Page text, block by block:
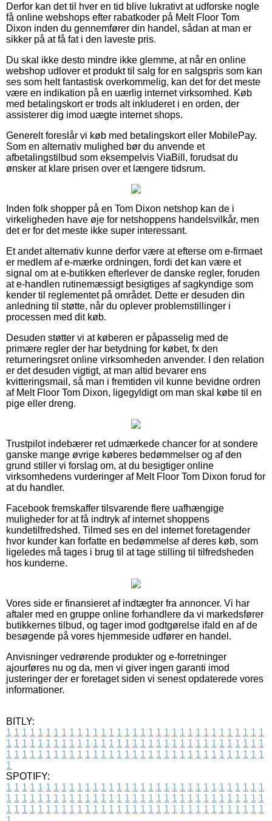
Derfor kan det til hver en tid blive lukrativt at udforske nogle
få online webshops efter rabatkoder på Melt Floor Tom
Dixon inden du gennemfører din handel, sådan at man er
sikker på at få fat i den laveste pris.
Du skal ikke desto mindre ikke glemme, at når en online
webshop udlover et produkt til salg for en salgspris som kan
ses som helt fantastisk overkommelig, kan det for det meste
være en indikation på en uærlig internet virksomhed. Køb
med betalingskort er trods alt inkluderet i en orden, der
assisterer dig imod uægte internet shops.
Generelt foreslår vi køb med betalingskort eller MobilePay.
Som en alternativ mulighed bør du anvende et
afbetalingstilbud som eksempelvis ViaBill, forudsat du
ønsker at klare prisen over et længere tidsrum.
Inden folk shopper på en Tom Dixon netshop kan de i
virkeligheden have øje for netshoppens handelsvilkår, men
det er for det meste ikke super interessant.
Et andet alternativ kunne derfor være at efterse om e-firmaet
er medlem af e-mærke ordningen, fordi det kan være et
signal om at e-butikken efterlever de danske regler, foruden
at e-handlen rutinemæssigt besigtiges af sagkyndige som
kender til reglementet på området. Dette er desuden din
anledning til støtte, når du oplever problemstillinger i
processen med dit køb.
Desuden støtter vi at køberen er påpasselig med de
primære regler der har betydning for købet, fx den
returneringsret online virksomheden anvender. I den relation
er det desuden vigtigt, at man altid bevarer ens
kvitteringsmail, så man i fremtiden vil kunne bevidne ordren
af Melt Floor Tom Dixon, ligegyldigt om man skal købe til en
pige eller dreng.
Trustpilot indebærer ret udmærkede chancer for at sondere
ganske mange øvrige køberes bedømmelser og af den
grund stiller vi forslag om, at du besigtiger online
virksomhedens vurderinger af Melt Floor Tom Dixon forud for
at du handler.
Facebook fremskaffer tilsvarende flere uafhængige
muligheder for at få indtryk af internet shoppens
kundetilfredshed. Tilmed ses en del internet foretagender
hvor kunder kan forfatte en bedømmelse af deres køb, som
ligeledes må tages i brug til at tage stilling til tilfredsheden
hos kunderne.
Vores side er finansieret af indtægter fra annoncer. Vi har
aftaler med en gruppe online forhandlere da vi markedsfører
butikkernes tilbud, og tager imod godtgørelse ifald en af de
besøgende på vores hjemmeside udfører en handel.
Anvisninger vedrørende produkter og e-forretninger
ajourføres nu og da, men vi giver ingen garanti imod
justeringer der er foretaget siden vi senest opdaterede vores
informationer.
BITLY:
1 1 1 1 1 1 1 1 1 1 1 1 1 1 1 1 1 1 1 1 1 1 1 1 1 1 1 1 1 1 1 1 1
1 1 1 1 1 1 1 1 1 1 1 1 1 1 1 1 1 1 1 1 1 1 1 1 1 1 1 1 1 1 1 1 1
1 1 1 1 1 1 1 1 1 1 1 1 1 1 1 1 1 1 1 1 1 1 1 1 1 1 1 1 1 1 1 1 1
1
SPOTIFY:
1 1 1 1 1 1 1 1 1 1 1 1 1 1 1 1 1 1 1 1 1 1 1 1 1 1 1 1 1 1 1 1 1
1 1 1 1 1 1 1 1 1 1 1 1 1 1 1 1 1 1 1 1 1 1 1 1 1 1 1 1 1 1 1 1 1
1 1 1 1 1 1 1 1 1 1 1 1 1 1 1 1 1 1 1 1 1 1 1 1 1 1 1 1 1 1 1 1 1